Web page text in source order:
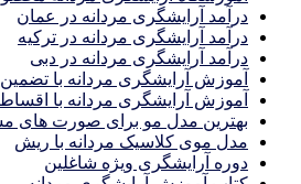
درآمد آرایشگری مردانه در عمان
درآمد آرایشگری مردانه در ترکیه
درآمد آرایشگری مردانه در دبی
آموزش آرایشگری مردانه با
آموزش آرایشگری مردانه با اقساط
بهترین مدل مو برای صورت های
مدل موی کلاسیک مردانه با ریش
دوره آرایشگری ویژه شاغلین